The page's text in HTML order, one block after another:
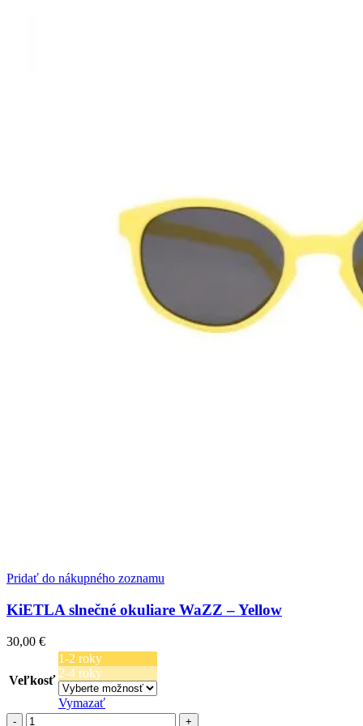
Pridať do nákupného zoznamu
KiETLA slnečné okuliare WaZZ – Yellow
30,00 €
Veľkosť
1-2 roky
2-4 roky
Vymazať
množstvo